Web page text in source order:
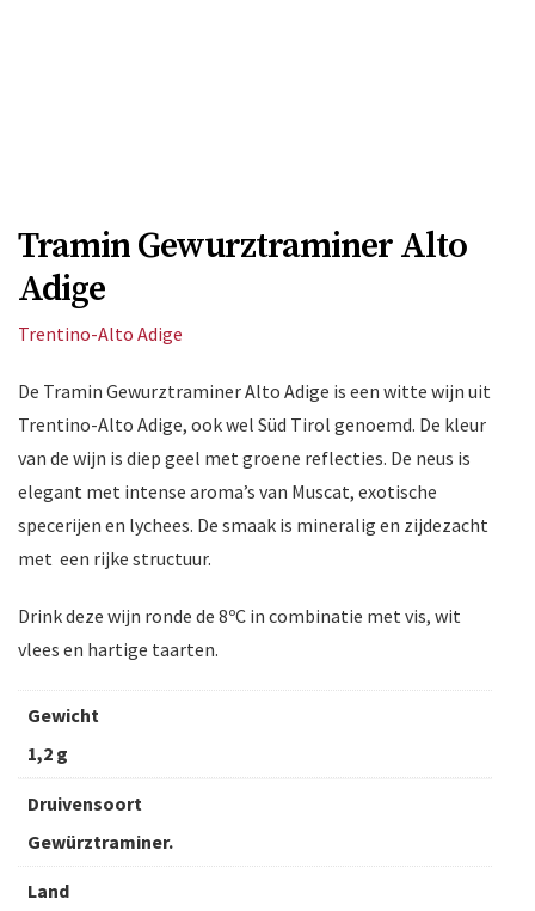
Tramin Gewurztraminer Alto
Adige
Trentino-Alto Adige
De Tramin Gewurztraminer Alto Adige is een witte wijn uit
Trentino-Alto Adige, ook wel Süd Tirol genoemd. De kleur
van de wijn is diep geel met groene reflecties. De neus is
elegant met intense aroma’s van Muscat, exotische
specerijen en lychees. De smaak is mineralig en zijdezacht
met een rijke structuur.
Drink deze wijn ronde de 8ºC in combinatie met vis, wit
vlees en hartige taarten.
Gewicht
1,2 g
Druivensoort
Gewürztraminer.
Land